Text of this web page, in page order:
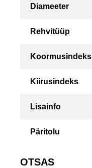
Diameeter
Rehvitüüp
Koormusindeks
Kiirusindeks
Lisainfo
Päritolu
OTSAS